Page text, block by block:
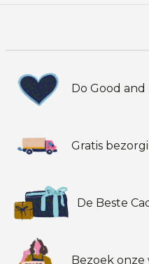
Do Good and
Gratis
De Beste
Bezoek onze